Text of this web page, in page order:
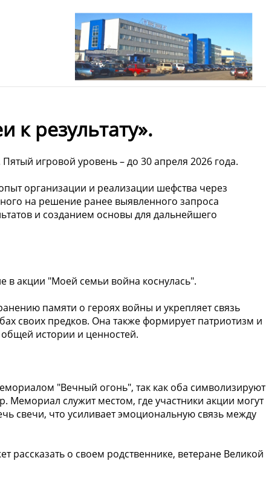
к результату».
игровой уровень – до 30 апреля 2026 года.
организации и реализации шефства через
на решение ранее выявленного запроса
и созданием основы для дальнейшего
в акции "Моей семьи война коснулась".
памяти о героях войны и укрепляет связь
своих предков. Она также формирует патриотизм и
истории и ценностей.
"Вечный огонь", так как оба символизируют
Мемориал служит местом, где участники акции могут
свечи, что усиливает эмоциональную связь между
о своем родственнике, ветеране Великой